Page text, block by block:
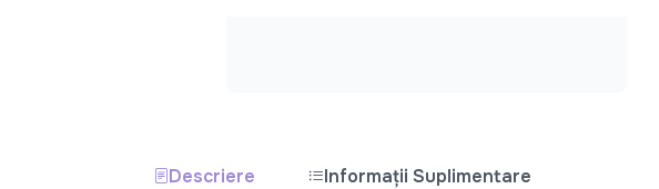
Descriere Informații Suplimentare